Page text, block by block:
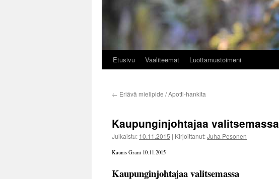
Etusivu Vaaliteemat Luottamustoimeni
← Eriävä mielipide / Apotti-hankita
Kaupunginjohtajaa valitsemassa
Julkaistu: 10.11.2015 | Kirjoittanut:Juha Pesonen
Kaunis Grani 10.11.2015
Kaupunginjohtajaa valitsemassa